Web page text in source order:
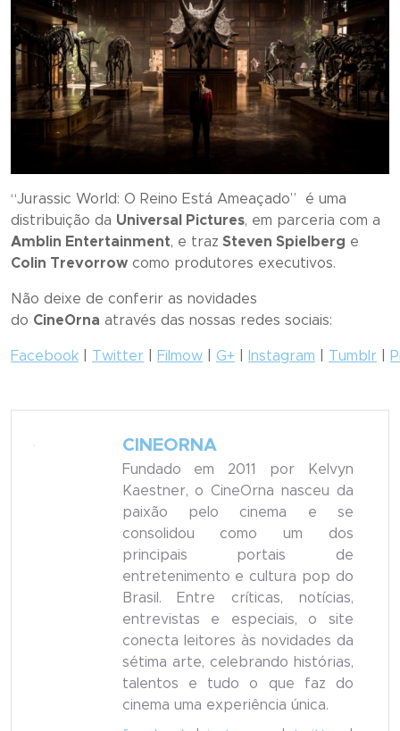
“Jurassic World: O Reino Está Ameaçado” é uma
distribuição da Universal Pictures, em parceria com a
Amblin Entertainment, e traz Steven Spielberg e
Colin Trevorrow como produtores executivos.
Não deixe de conferir as novidades
do CineOrna através das nossas redes sociais:
Facebook Twitter Filmow G+ Instagram Tumblr
CINEORNA
Fundado em 2011 por Kelvyn
Kaestner, o CineOrna nasceu da
paixão pelo cinema e se
consolidou como um dos
principais portais de
entretenimento e cultura pop do
Brasil. Entre críticas, notícias,
entrevistas e especiais, o site
conecta leitores às novidades da
sétima arte, celebrando histórias,
talentos e tudo o que faz do
cinema uma experiência única.